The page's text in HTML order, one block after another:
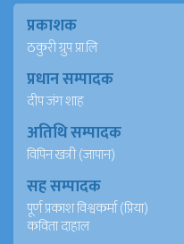
प्रकाशक
ठकुरी ग्रुप प्रा.लि
प्रधान सम्पादक
दीप जंग शाह
अतिथि सम्पादक
विपिन खत्री (जापान)
सह सम्पादक
पूर्ण प्रकाश विश्वकर्मा (प्रिया)
कविता दाहाल